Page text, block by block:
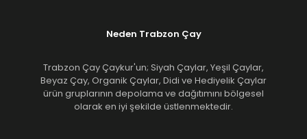
Neden Trabzon Çay
Trabzon Çay Çaykur'un; Siyah Çaylar, Yeşil Çaylar,
Beyaz Çay, Organik Çaylar, Didi ve Hediyelik Çaylar
ürün gruplarının depolama ve dağıtımını bölgesel
olarak en iyi şekilde üstlenmektedir.